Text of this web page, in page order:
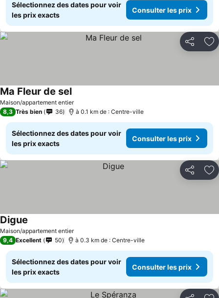
Sélectionnez des dates pour voir
les prix exacts
Consulter les prix
Partager
Maison/appartement entier
Ma Fleur de sel
8,3 Très bien 36 à 0.1 km de : Centre-ville
Sélectionnez des dates pour voir
les prix exacts
Consulter les prix
Partager
Maison/appartement entier
Digue
9,4 Excellent 50 à 0.3 km de : Centre-ville
Sélectionnez des dates pour voir
les prix exacts
Consulter les prix